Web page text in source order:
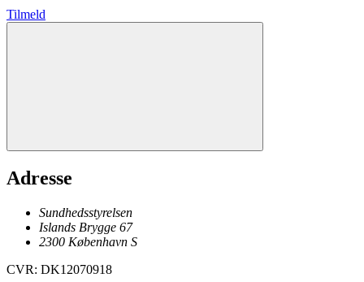
Tilmeld
Adresse
Sundhedsstyrelsen
Islands Brygge 67
2300 København S
CVR: DK12070918